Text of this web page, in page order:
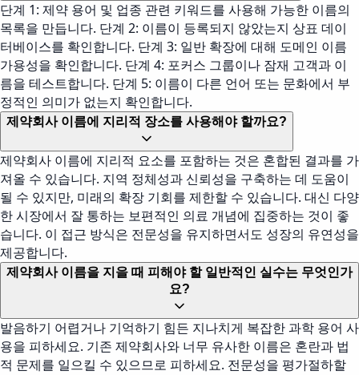
단계 1: 제약 용어 및 업종 관련 키워드를 사용해 가능한 이름의
목록을 만듭니다. 단계 2: 이름이 등록되지 않았는지 상표 데이
터베이스를 확인합니다. 단계 3: 일반 확장에 대해 도메인 이름
가용성을 확인합니다. 단계 4: 포커스 그룹이나 잠재 고객과 이
름을 테스트합니다. 단계 5: 이름이 다른 언어 또는 문화에서 부
정적인 의미가 없는지 확인합니다.
제약회사 이름에 지리적 장소를 사용해야 할까요?
제약회사 이름에 지리적 요소를 포함하는 것은 혼합된 결과를 가
져올 수 있습니다. 지역 정체성과 신뢰성을 구축하는 데 도움이
될 수 있지만, 미래의 확장 기회를 제한할 수 있습니다. 대신 다양
한 시장에서 잘 통하는 보편적인 의료 개념에 집중하는 것이 좋
습니다. 이 접근 방식은 전문성을 유지하면서도 성장의 유연성을
제공합니다.
제약회사 이름을 지을 때 피해야 할 일반적인 실수는 무엇인가
요?
발음하기 어렵거나 기억하기 힘든 지나치게 복잡한 과학 용어 사
용을 피하세요. 기존 제약회사와 너무 유사한 이름은 혼란과 법
적 문제를 일으킬 수 있으므로 피하세요. 전문성을 평가절하할